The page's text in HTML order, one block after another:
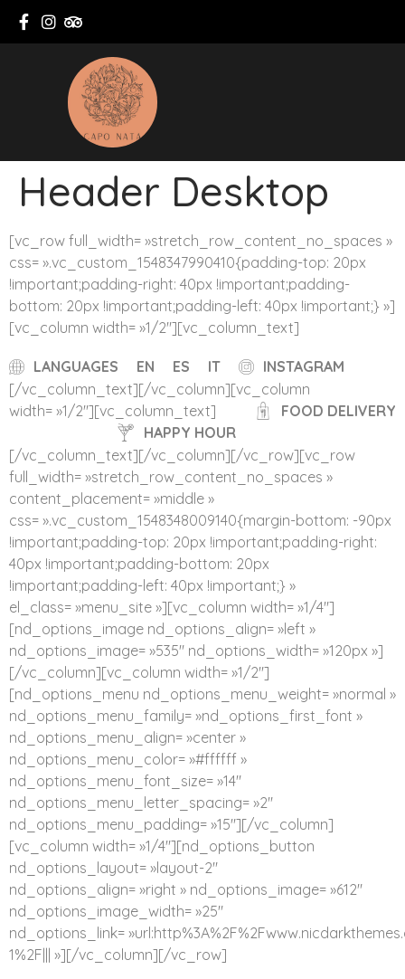
Header Desktop
[vc_row full_width= »stretch_row_content_no_spaces »
css= ».vc_custom_1548347990410{padding-top: 20px
!important;padding-right: 40px !important;padding-
bottom: 20px !important;padding-left: 40px !important;} »]
[vc_column width= »1/2″][vc_column_text]
LANGUAGES EN ES IT
INSTAGRAM
[/vc_column_text][/vc_column][vc_column
width= »1/2″][vc_column_text]
FOOD DELIVERY
HAPPY HOUR
[/vc_column_text][/vc_column][/vc_row][vc_row
full_width= »stretch_row_content_no_spaces »
content_placement= »middle »
css= ».vc_custom_1548348009140{margin-bottom: -90px
!important;padding-top: 20px !important;padding-right:
40px !important;padding-bottom: 20px
!important;padding-left: 40px !important;} »
el_class= »menu_site »][vc_column width= »1/4″]
[nd_options_image nd_options_align= »left »
nd_options_image= »535″ nd_options_width= »120px »]
[/vc_column][vc_column width= »1/2″]
[nd_options_menu nd_options_menu_weight= »normal »
nd_options_menu_family= »nd_options_first_font »
nd_options_menu_align= »center »
nd_options_menu_color= »#ffffff »
nd_options_menu_font_size= »14″
nd_options_menu_letter_spacing= »2″
nd_options_menu_padding= »15″][/vc_column]
[vc_column width= »1/4″][nd_options_button
nd_options_layout= »layout-2″
nd_options_align= »right » nd_options_image= »612″
nd_options_image_width= »25″
nd_options_link=
1%2F||| »][/vc_column][/vc_row]